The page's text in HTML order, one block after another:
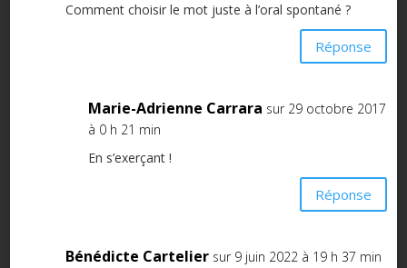
Comment choisir le mot juste à l’oral spontané ?
Réponse
Marie-Adrienne Carrara sur 29 octobre 2017
à 0 h 21 min
En s’exerçant !
Réponse
Bénédicte Cartelier sur 9 juin 2022 à 19 h 37 min